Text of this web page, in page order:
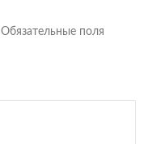
Обязательные поля